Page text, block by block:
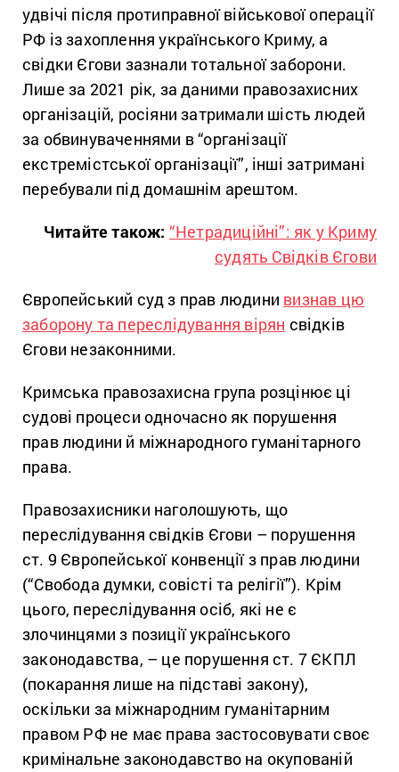
удвічі після протиправної військової операції
РФ із захоплення українського Криму, а
свідки Єгови зазнали тотальної заборони.
Лише за 2021 рік, за даними правозахисних
організацій, росіяни затримали шість людей
за обвинуваченнями в “організації
екстремістської організації”, інші затримані
перебували під домашнім арештом.
Читайте також: “Нетрадиційні”: як у Криму
судять Свідків Єгови
Європейський суд з прав людини визнав цю
заборону та переслідування вірян свідків
Єгови незаконними.
Кримська правозахисна група розцінює ці
судові процеси одночасно як порушення
прав людини й міжнародного гуманітарного
права.
Правозахисники наголошують, що
переслідування свідків Єгови – порушення
ст. 9 Європейської конвенції з прав людини
(“Свобода думки, совісті та релігії”). Крім
цього, переслідування осіб, які не є
злочинцями з позиції українського
законодавства, – це порушення ст. 7 ЄКПЛ
(покарання лише на підставі закону),
оскільки за міжнародним гуманітарним
правом РФ не має права застосовувати своє
кримінальне законодавство на окупованій